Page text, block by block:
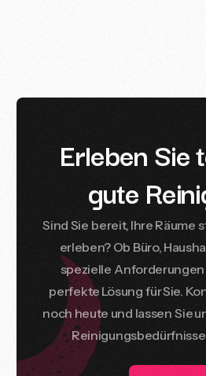
ErlebenSiet
gute Reini
Sind Sie bereit, Ihre Räume
erleben? Ob Büro,
spezielle Anforderungen
perfekte Lösung fürSie.
nochheute und lassen Sie
Reinigungsbedürfnisse